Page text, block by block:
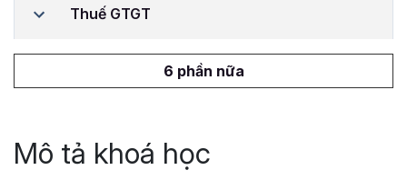
Thuế GTGT
6 phần nữa
Mô tả khoá học